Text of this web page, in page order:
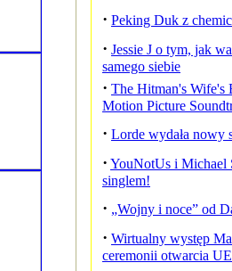
· Peking Duk z
· Jessie J o tym, jak
samego siebie
· The Hitman's Wife's
Motion Picture
· Lorde wydała nowy
· YouNotUs i Michael
singlem!
· „Wojny i noce” od
· Wirtualny występ
ceremonii otwarcia